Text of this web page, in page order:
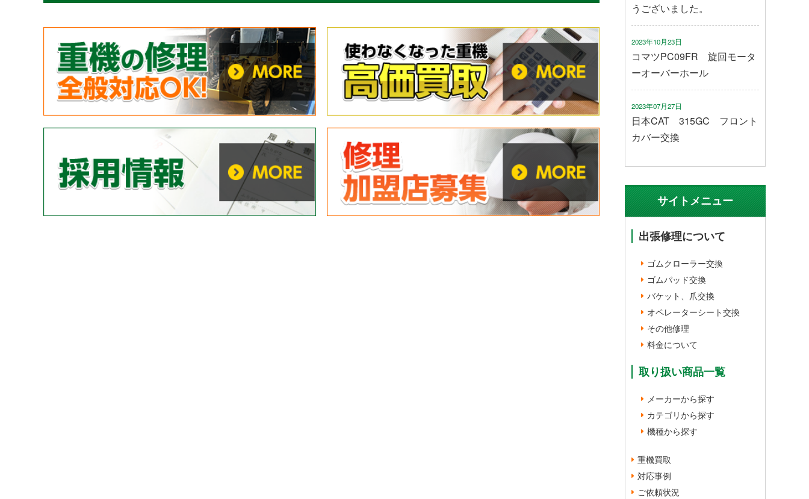
うございました。
2023年10月23日
コマツPC09FR 旋回モータ
ーオーバーホール
2023年07月27日
日本CAT 315GC フロント
カバー交換
サイトメニュー
出張修理について
ゴムクローラー交換
ゴムパッド交換
バケット、爪交換
オペレーターシート交換
その他修理
料金について
取り扱い商品一覧
メーカーから探す
カテゴリから探す
機種から探す
重機買取
対応事例
ご依頼状況